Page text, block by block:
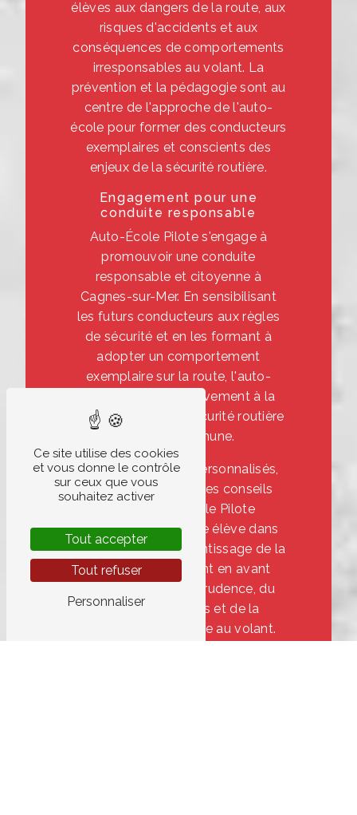
élèves aux dangers de la route, aux
risques d'accidents et aux
conséquences de comportements
irresponsables au volant. La
prévention et la pédagogie sont au
centre de l'approche de l'auto-
école pour former des conducteurs
exemplaires et conscients des
enjeux de la sécurité routière.
Engagement pour une
conduite responsable
Auto-École Pilote s'engage à
promouvoir une conduite
responsable et citoyenne à
Cagnes-sur-Mer. En sensibilisant
les futurs conducteurs aux règles
de sécurité et en les formant à
adopter un comportement
exemplaire sur la route, l'auto-
école contribue activement à la
préservation de la sécurité routière
dans la commune.
Grâce à des cours personnalisés,
un suivi attentif et des conseils
avisés, Auto-École Pilote
accompagne chaque élève dans
son parcours d'apprentissage de la
conduite, en mettant en avant
l'importance de la prudence, du
respect des règles et de la
vigilance permanente au volant.
Ce site utilise des cookies
et vous donne le contrôle
sur ceux que vous
souhaitez activer
Tout accepter
Tout refuser
Personnaliser